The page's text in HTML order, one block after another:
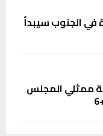
في الجنوب سيبدأ
ممثلي المجلس